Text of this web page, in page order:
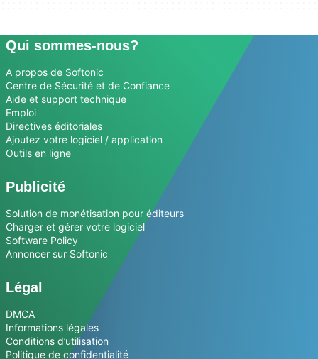
Qui sommes-nous?
A propos de Softonic
Centre de Sécurité et de Confiance
Aide et support technique
Emploi
Directives éditoriales
Ajoutez votre logiciel / application
Outils en ligne
Publicité
Solution de monétisation pour éditeurs
Charger et gérer votre logiciel
Software Policy
Annoncer sur Softonic
Légal
DMCA
Informations légales
Conditions d’utilisation
Politique de confidentialité